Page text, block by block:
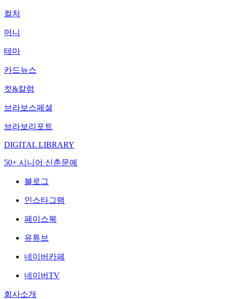
컬처
머니
테마
카드뉴스
컷&칼럼
브라보스페셜
브라보리포트
DIGITAL LIBRARY
50+ 시니어 신춘문예
블로그
인스타그램
페이스북
유튜브
네이버카페
네이버TV
회사소개